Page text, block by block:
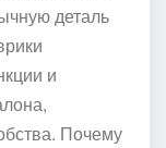
деталь
и
Почему